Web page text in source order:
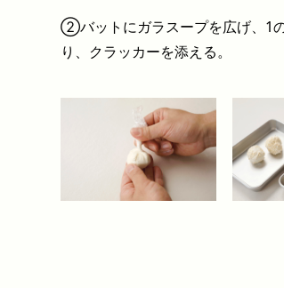
②バットにガラスープを広げ、1
り、クラッカーを添える。